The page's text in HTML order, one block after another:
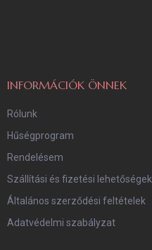
INFORMÁCIÓK ÖNNEK
Rólunk
Hűségprogram
Rendelésem
Szállítási és fizetési lehetőségek
Általános szerződési feltételek
Adatvédelmi szabályzat